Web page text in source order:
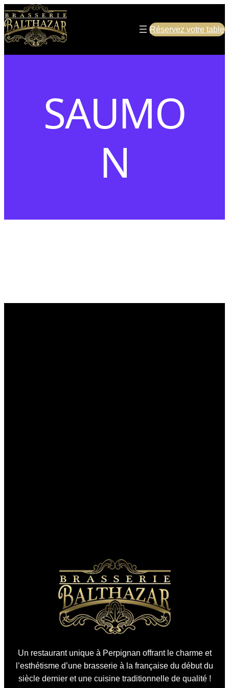
Réservez votre table
SAUMO
N
Un restaurant unique à Perpignan offrant le charme et
l’esthétisme d’une brasserie à la française du début du
siècle dernier et une cuisine traditionnelle de qualité !